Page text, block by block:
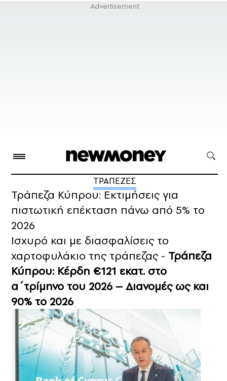
ΤΡΑΠΕΖΕΣ
Τράπεζα Κύπρου: Εκτιμήσεις για
πιστωτική επέκταση πάνω από 5% το
2026
Ισχυρό και με διασφαλίσεις το
χαρτοφυλάκιο της τράπεζας - Τράπεζα
Κύπρου: Κέρδη €121 εκατ. στο
α΄τρίμηνο του 2026 – Διανομές ως και
90% το 2026